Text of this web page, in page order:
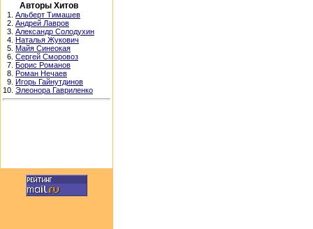
Авторы Хитов
1. Альберт Тимашев
2. Андрей Лавров
3. Александр Солодухин
4. Наталья Жукович
5. Майя Синеокая
6. Сергей Сморовоз
7. Борис Романов
8. Роман Нечаев
9. Игорь Гайнутдинов
10. Элеонора Гавриленко